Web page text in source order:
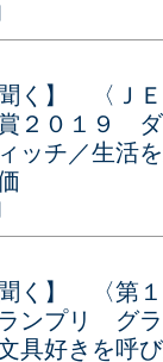
聞く】 〈Ｊ
２０１９
ッチ／生活
聞く】 〈第
ンプリ グ
具好きを呼